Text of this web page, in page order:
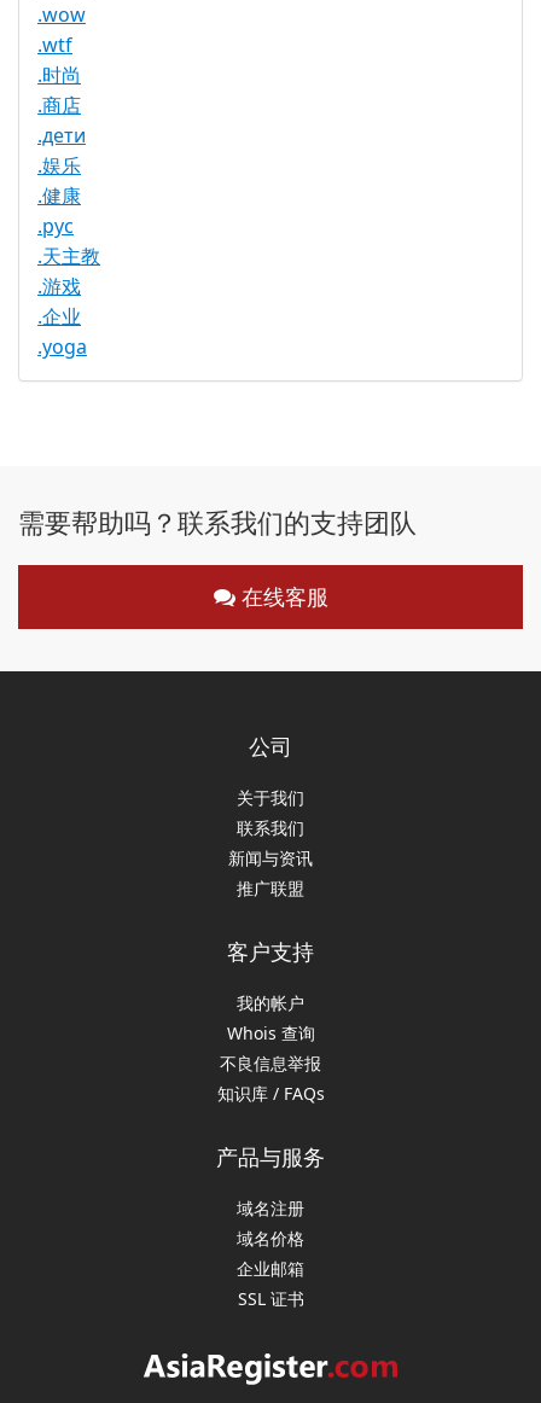
.wow
.wtf
.时尚
.商店
.дети
.娱乐
.健康
.рус
.天主教
.游戏
.企业
.yoga
需要帮助吗？联系我们的支持团队
在线客服
公司
关于我们
联系我们
新闻与资讯
推广联盟
客户支持
我的帐户
Whois 查询
不良信息举报
知识库 / FAQs
产品与服务
域名注册
域名价格
企业邮箱
SSL 证书